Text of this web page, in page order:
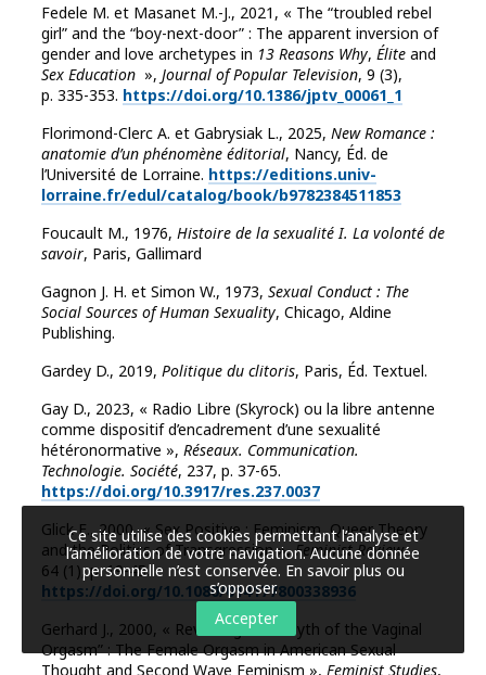
Fedele M. et Masanet M.-J., 2021, « The “troubled rebel
girl” and the “boy-next-door” : The apparent inversion of
gender and love archetypes in 13 Reasons Why, Élite and
Sex Education », Journal of Popular Television, 9 (3),
p. 335-353. https://doi.org/10.1386/jptv_00061_1
Florimond-Clerc A. et Gabrysiak L., 2025, New Romance :
anatomie d’un phénomène éditorial, Nancy, Éd. de
l’Université de Lorraine. https://editions.univ-
lorraine.fr/edul/catalog/book/b9782384511853
Foucault M., 1976, Histoire de la sexualité I. La volonté de
savoir, Paris, Gallimard
Gagnon J. H. et Simon W., 1973, Sexual Conduct : The
Social Sources of Human Sexuality, Chicago, Aldine
Publishing.
Gardey D., 2019, Politique du clitoris, Paris, Éd. Textuel.
Gay D., 2023, « Radio Libre (Skyrock) ou la libre antenne
comme dispositif d’encadrement d’une sexualité
hétéronormative », Réseaux. Communication.
Technologie. Société, 237, p. 37-65.
https://doi.org/10.3917/res.237.0037
Glick E., 2000, « Sex Positive : Feminism, Queer Theory
and the Politics of Transgression »,Feminist Review,
64 (1), p. 19-45.
https://doi.org/10.1080/014177800338936
Gerhard J., 2000, « Revisiting “The Myth of the Vaginal
Orgasm” : The Female Orgasm in American Sexual
Thought and Second Wave Feminism », Feminist Studies,
Ce site utilise des cookies permettant l’analyse et
l’amélioration de votre navigation. Aucune donnée
personnelle n’est conservée. En savoir plus ou
s’opposer.
Accepter